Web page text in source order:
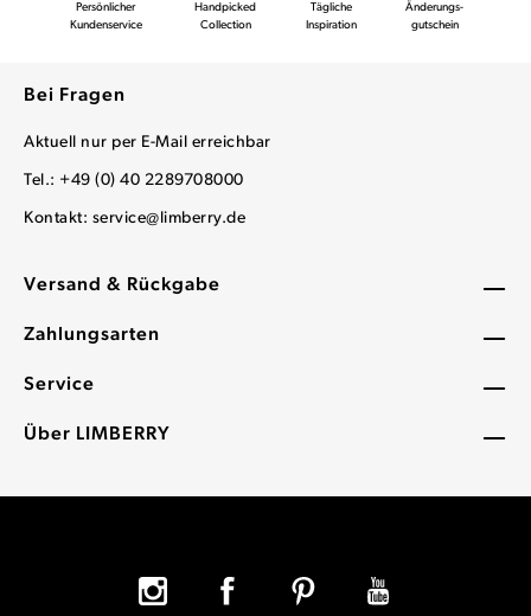
Versand & Rückgabe
Zahlungsarten
Service
Über LIMBERRY
Persönlicher
Kundenservice
Handpicked
Collection
Tägliche
Inspiration
Änderungs-
gutschein
Bei Fragen
Aktuell nur per E-Mail erreichbar
Tel.: +49 (0) 40 2289708000
Kontakt: service@limberry.de